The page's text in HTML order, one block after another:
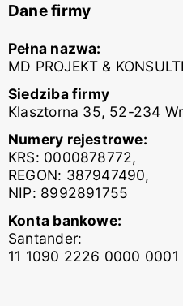
Dane firmy
Pełna nazwa:
MD PROJEKT &
Siedziba firmy
Klasztorna 35, 52-234
Numery rejestrowe:
KRS: 0000878772,
REGON: 387947490,
NIP: 8992891755
Konta bankowe:
Santander:
11 1090 2226 0000